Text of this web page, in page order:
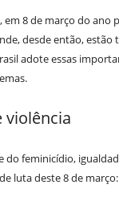
em 8 de março do
desde então,
adote essas
violência
feminicídio,
luta deste 8 de março: